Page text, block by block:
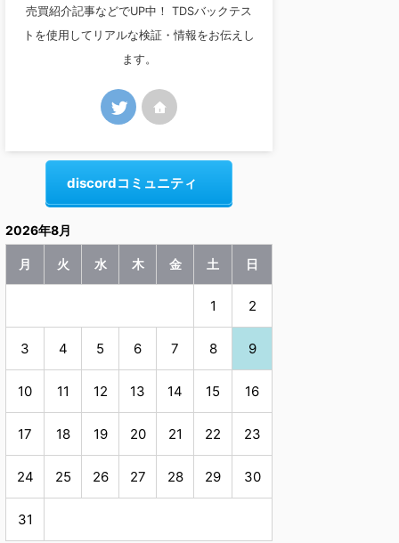
売買紹介記事などでUP中！ TDSバックテス
トを使用してリアルな検証・情報をお伝えし
ます。
discordコミュニティ
2026年8月
月 火 水 木 金 土 日
1 2
3 4 5 6 7 8 9
10 11 12 13 14 15 16
17 18 19 20 21 22 23
24 25 26 27 28 29 30
31